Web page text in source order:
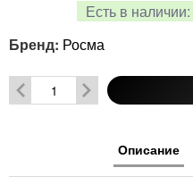
Есть в наличии:
Бренд: Росма
Описание